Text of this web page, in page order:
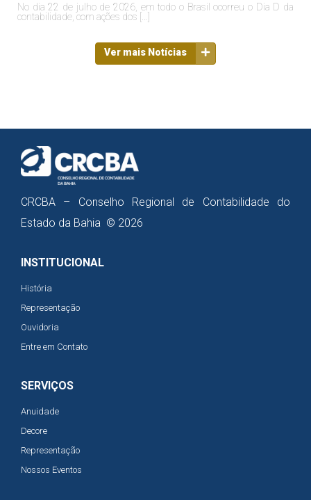
No dia 22 de julho de 2026, em todo o Brasil ocorreu o Dia D da
contabilidade, com ações dos […]
Ver mais Notícias
CRCBA – Conselho Regional de Contabilidade do
Estado da Bahia © 2026
INSTITUCIONAL
História
Representação
Ouvidoria
Entre em Contato
SERVIÇOS
Anuidade
Decore
Representação
Nossos Eventos